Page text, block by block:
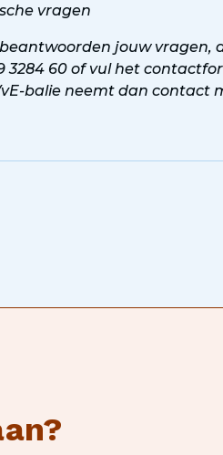
vragen
jouw vragen,
3284 60 of vul het
balie neemt dan contact